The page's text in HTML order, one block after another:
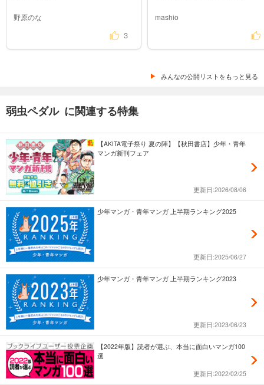
野原のな
3
mashio
みんなの公開リストをもっと見る
弱虫ペダル に関連する特集
【AKITA電子祭り 夏の陣】【秋田書店】少年・青年
マンガ新刊フェア
更新日:2026/08/06
少年マンガ・青年マンガ 上半期ランキング2025
更新日:2025/06/27
少年マンガ・青年マンガ 上半期ランキング2023
更新日:2023/06/23
【2022年版】読者が選ぶ、本当に面白いマンガ100
選
更新日:2022/02/25